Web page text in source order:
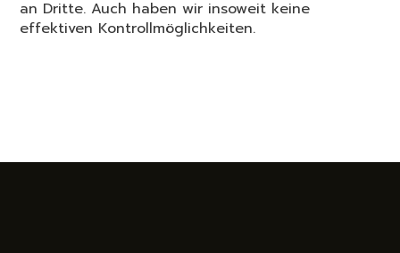
an Dritte. Auch haben wir insoweit keine
effektiven Kontrollmöglichkeiten.